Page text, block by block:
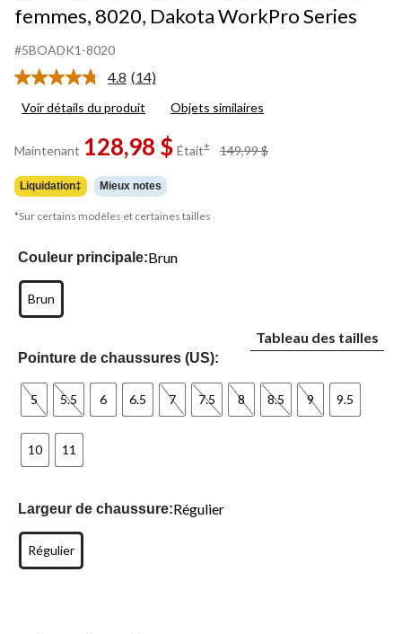
femmes, 8020, Dakota WorkPro Series
#5BOADK1-8020
4.8 Lire
14
Lien
vers
même
page.
(14)
Voir détails du produit Objets similaires
Maintenant 128,98 $ Était± 149,99 $
Liquidation‡ Mieux notes
*Sur certains modèles et certaines tailles
Couleur principale:Brun
Brun
Pointure de chaussures (US):
Tableau des tailles
5 5.5 6 6.5 7 7.5 8 8.5 9 9.5
10 11
Largeur de chaussure:Régulier
Régulier